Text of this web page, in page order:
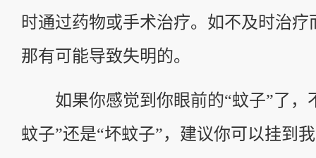
时通过药物或手术治疗。如不及时治疗
那有可能导致失明的。
如果你感觉到你眼前的“蚊子”了，
蚊子”还是“坏蚊子”，建议你可以挂到